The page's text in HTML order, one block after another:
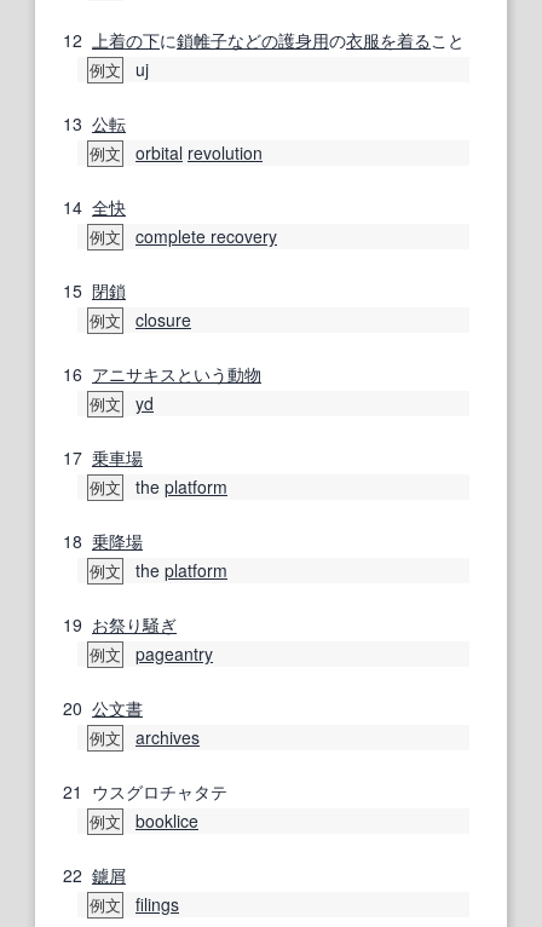
12 上着の下に鎖帷子などの護身用の衣服を着ること
例文 uj
13 公転
例文 orbital revolution
14 全快
例文 complete recovery
15 閉鎖
例文 closure
16 アニサキス という動物
例文 yd
17 乗車場
例文 the platform
18 乗降場
例文 the platform
19 お祭り騒ぎ
例文 pageantry
20 公文書
例文 archives
21 ウスグロチャタテ
例文 booklice
22 鑢屑
例文 filings